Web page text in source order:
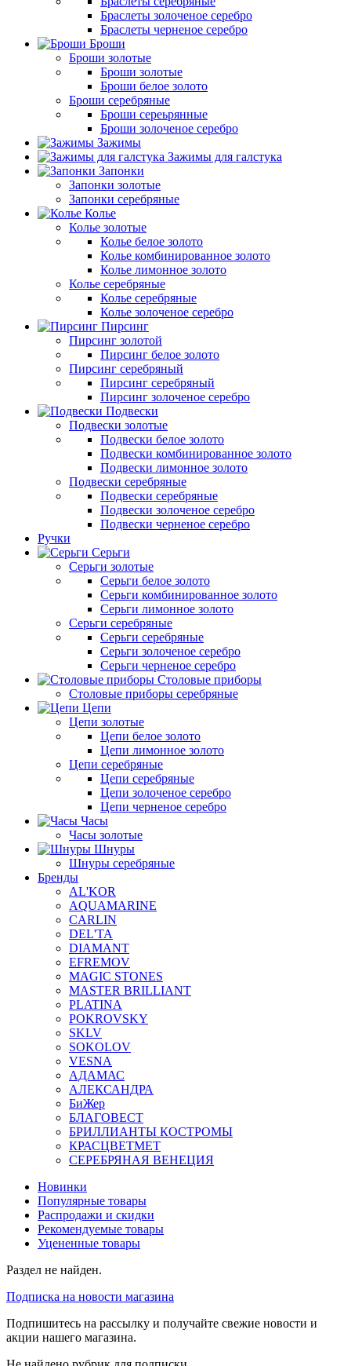
Браслеты золоченое серебро
Браслеты черненое серебро
Броши
Броши золотые
Броши золотые
Броши белое золото
Броши серебряные
Броши сереьрянные
Броши золоченое серебро
Зажимы
Зажимы для галстука
Запонки
Запонки золотые
Запонки серебряные
Колье
Колье золотые
Колье белое золото
Колье комбинированное золото
Колье лимонное золото
Колье серебряные
Колье серебряные
Колье золоченое серебро
Пирсинг
Пирсинг золотой
Пирсинг белое золото
Пирсинг серебряный
Пирсинг серебряный
Пирсинг золоченое серебро
Подвески
Подвески золотые
Подвески белое золото
Подвески комбинированное золото
Подвески лимонное золото
Подвески серебряные
Подвески серебряные
Подвески золоченое серебро
Подвески черненое серебро
Ручки
Серьги
Серьги золотые
Серьги белое золото
Серьги комбинированное золото
Серьги лимонное золото
Серьги серебряные
Серьги серебряные
Серьги золоченое серебро
Серьги черненое серебро
Столовые приборы
Столовые приборы серебряные
Цепи
Цепи золотые
Цепи белое золото
Цепи лимонное золото
Цепи серебряные
Цепи серебряные
Цепи золоченое серебро
Цепи черненое серебро
Часы
Часы золотые
Шнуры
Шнуры серебряные
Бренды
AL'KOR
AQUAMARINE
CARLIN
DEL'TA
DIAMANT
EFREMOV
MAGIC STONES
MASTER BRILLIANT
PLATINA
POKROVSKY
SKLV
SOKOLOV
VESNA
АДАМАС
АЛЕКСАНДРА
БиЖер
БЛАГОВЕСТ
БРИЛЛИАНТЫ КОСТРОМЫ
КРАСЦВЕТМЕТ
СЕРЕБРЯНАЯ ВЕНЕЦИЯ
Новинки
Популярные товары
Распродажи и скидки
Рекомендуемые товары
Уцененные товары
Раздел не найден.
Подписка на новости магазина
Подпишитесь на рассылку и получайте свежие новости и
акции нашего магазина.